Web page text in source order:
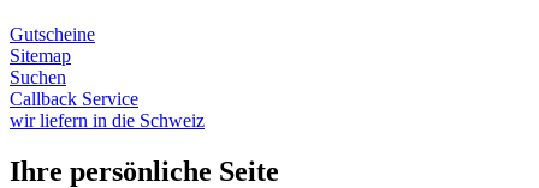
Gutscheine
Sitemap
Suchen
Callback Service
wir liefern in die Schweiz
Ihre persönliche Seite